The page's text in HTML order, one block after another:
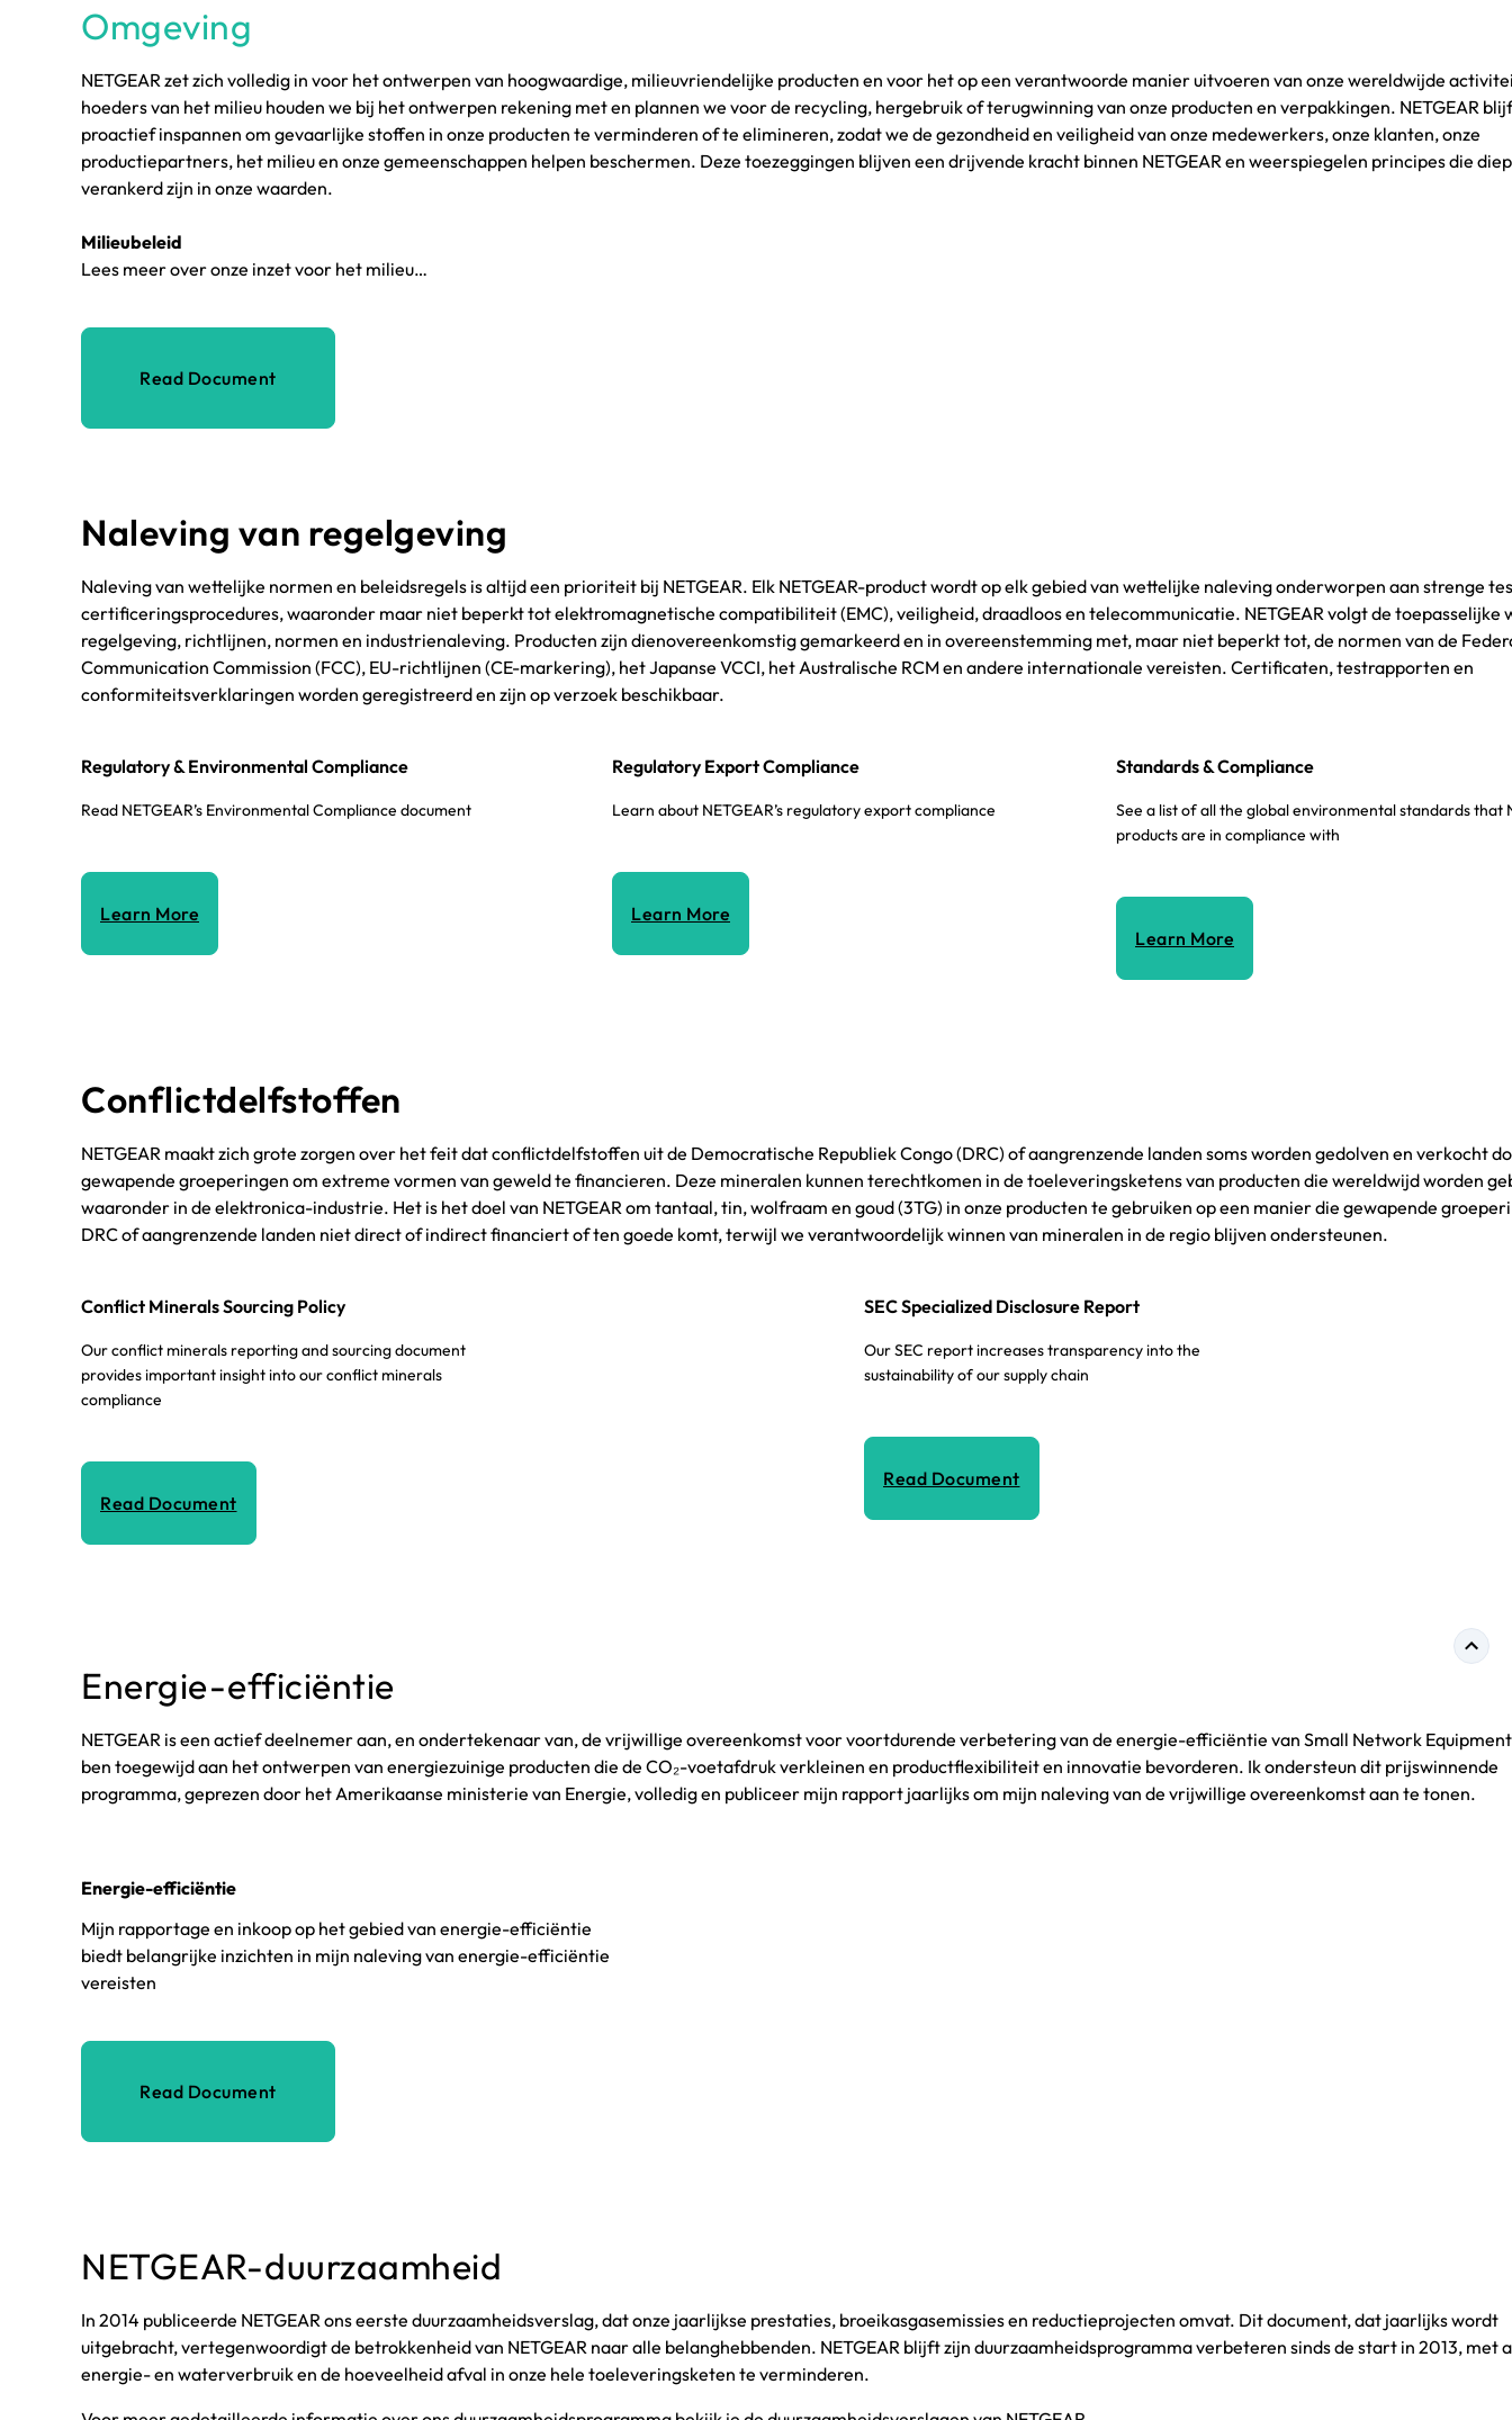
Omgeving
NETGEAR zet zich volledig in voor het ontwerpen van hoogwaardige, milieuvriendelijke producten en voor het op een verantwoorde manier uitvoeren van onze wereldwijde
hoeders van het milieu houden we bij het ontwerpen rekening met en plannen we voor de recycling, hergebruik of terugwinning van onze producten en verpakkingen. NETGEAR
proactief inspannen om gevaarlijke stoffen in onze producten te verminderen of te elimineren, zodat we de gezondheid en veiligheid van onze medewerkers, onze klanten, onze
productiepartners, het milieu en onze gemeenschappen helpen beschermen. Deze toezeggingen blijven een drijvende kracht binnen NETGEAR en weerspiegelen principes die diep
verankerd zijn in onze waarden.
Milieubeleid
Lees meer over onze inzet voor het milieu…
Read Document
Naleving van regelgeving
Naleving van wettelijke normen en beleidsregels is altijd een prioriteit bij NETGEAR. Elk NETGEAR-product wordt op elk gebied van wettelijke naleving onderworpen aan strenge
certificeringsprocedures, waaronder maar niet beperkt tot elektromagnetische compatibiliteit (EMC), veiligheid, draadloos en telecommunicatie. NETGEAR volgt de toepasselijke
regelgeving, richtlijnen, normen en industrienaleving. Producten zijn dienovereenkomstig gemarkeerd en in overeenstemming met, maar niet beperkt tot, de normen van de
Communication Commission (FCC), EU-richtlijnen (CE-markering), het Japanse VCCI, het Australische RCM en andere internationale vereisten. Certificaten, testrapporten en
conformiteitsverklaringen worden geregistreerd en zijn op verzoek beschikbaar.
Regulatory & Environmental Compliance
Read NETGEAR’s Environmental Compliance document
Learn More
Regulatory Export Compliance
Learn about NETGEAR’s regulatory export compliance
Learn More
Standards & Compliance
See a list of all the global environmental standards that
products are in compliance with
Learn More
Conflictdelfstoffen
NETGEAR maakt zich grote zorgen over het feit dat conflictdelfstoffen uit de Democratische Republiek Congo (DRC) of aangrenzende landen soms worden gedolven en verkocht
gewapende groeperingen om extreme vormen van geweld te financieren. Deze mineralen kunnen terechtkomen in de toeleveringsketens van producten die wereldwijd worden
waaronder in de elektronica-industrie. Het is het doel van NETGEAR om tantaal, tin, wolfraam en goud (3TG) in onze producten te gebruiken op een manier die gewapende
DRC of aangrenzende landen niet direct of indirect financiert of ten goede komt, terwijl we verantwoordelijk winnen van mineralen in de regio blijven ondersteunen.
Conflict Minerals Sourcing Policy
Our conflict minerals reporting and sourcing document
provides important insight into our conflict minerals
compliance
Read Document
SEC Specialized Disclosure Report
Our SEC report increases transparency into the
sustainability of our supply chain
Read Document
Energie-efficiëntie
NETGEAR is een actief deelnemer aan, en ondertekenaar van, de vrijwillige overeenkomst voor voortdurende verbetering van de energie-efficiëntie van Small Network Equipment
ben toegewijd aan het ontwerpen van energiezuinige producten die de CO₂-voetafdruk verkleinen en productflexibiliteit en innovatie bevorderen. Ik ondersteun dit prijswinnende
programma, geprezen door het Amerikaanse ministerie van Energie, volledig en publiceer mijn rapport jaarlijks om mijn naleving van de vrijwillige overeenkomst aan te tonen.
Energie-efficiëntie
Mijn rapportage en inkoop op het gebied van energie-efficiëntie
biedt belangrijke inzichten in mijn naleving van energie-efficiëntie
vereisten
Read Document
NETGEAR-duurzaamheid
In 2014 publiceerde NETGEAR ons eerste duurzaamheidsverslag, dat onze jaarlijkse prestaties, broeikasgasemissies en reductieprojecten omvat. Dit document, dat jaarlijks wordt
uitgebracht, vertegenwoordigt de betrokkenheid van NETGEAR naar alle belanghebbenden. NETGEAR blijft zijn duurzaamheidsprogramma verbeteren sinds de start in 2013, met
energie- en waterverbruik en de hoeveelheid afval in onze hele toeleveringsketen te verminderen.